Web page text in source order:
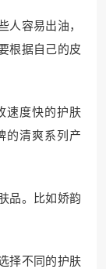
人容易出油，
根据自己的皮
速度快的护肤
的清爽系列产
品。比如娇韵
择不同的护肤